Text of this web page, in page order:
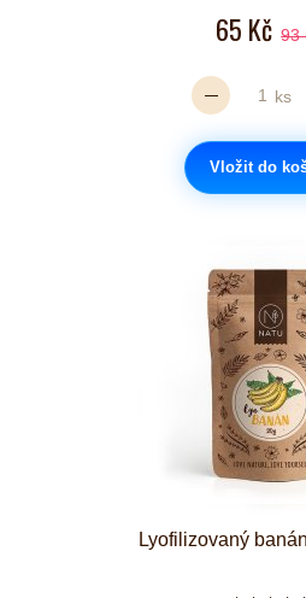
65 Kč 93
ks
Vložit do
Lyofilizovaný